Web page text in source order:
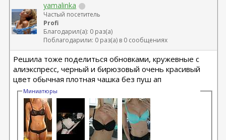
yamalinka
Частый посетитель
Profi
Благодарил(а): 0 раз(а)
Поблагодарили: 0 раз(а) в 0 сообщениях
Решила тоже поделиться обновками, кружевные с
алиэкспресс, черный и бирюзовый очень красивый
цвет обычная плотная чашка без пуш ап
Миниатюры